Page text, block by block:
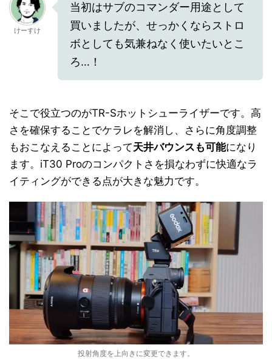
けーすけ
当初はサブのコマンダー用途として
買いましたが、せっかくならストロ
ボとしても気兼ねなく使いたいとこ
ろ…！
そこで役立つのがTR-Sホットシューライザーです。高
さを確保することでケラレを解消し、さらに角度調整
もおこなえることによって天井バウンスも可能になり
ます。iT30 Proのコンパクトさを損なわずに快適なラ
イティングができる点が大きな魅力です。
投射角度を上向きに変更できます。